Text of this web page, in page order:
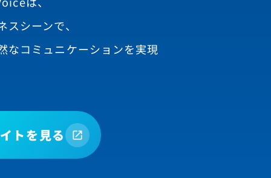
シーンで、
なコミュニケーションを実現
トを見る